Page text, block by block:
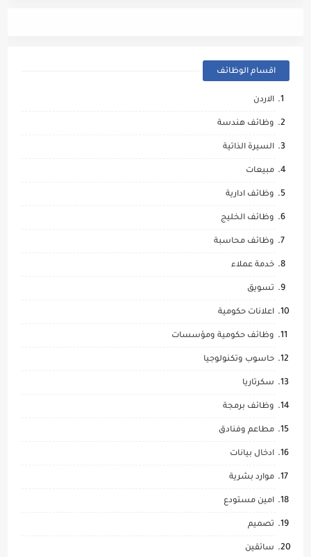
اقسام الوظائف
الاردن
وظائف هندسة
السيرة الذاتية
مبيعات
وظائف ادارية
وظائف الخليج
وظائف محاسبة
خدمة عملاء
تسويق
اعلانات حكومية
وظائف حكومية ومؤسسات
حاسوب وتكنولوجيا
سكرتاريا
وظائف برمجة
مطاعم وفنادق
ادخال بيانات
موارد بشرية
امين مستودع
تصميم
سائقين